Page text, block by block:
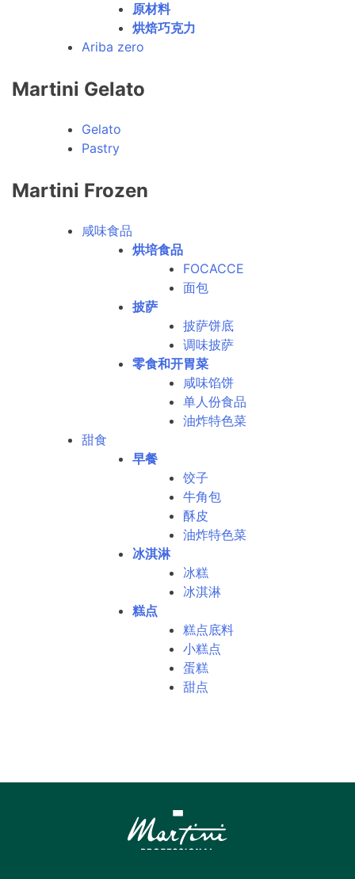
原材料
烘焙巧克力
Ariba zero
Martini Gelato
Gelato
Pastry
Martini Frozen
咸味食品
烘培食品
FOCACCE
面包
披萨
披萨饼底
调味披萨
零食和开胃菜
咸味馅饼
单人份食品
油炸特色菜
甜食
早餐
饺子
牛角包
酥皮
油炸特色菜
冰淇淋
冰糕
冰淇淋
糕点
糕点底料
小糕点
蛋糕
甜点